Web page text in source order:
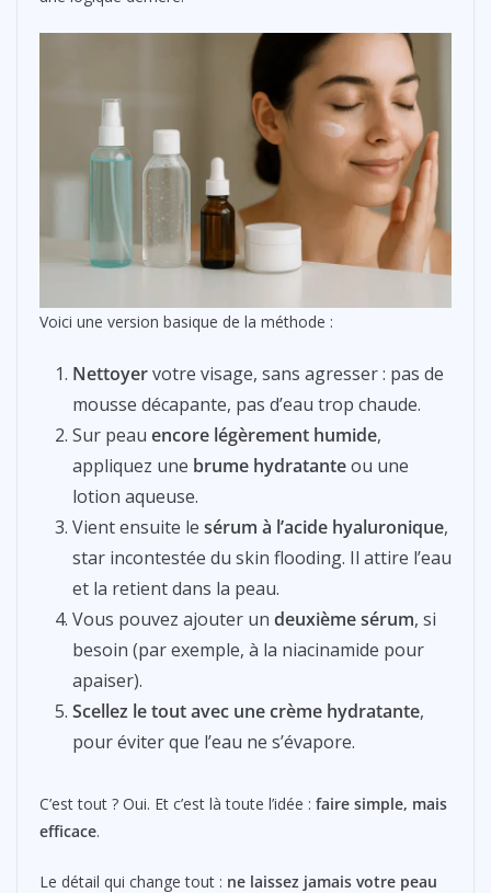
Voici une version basique de la méthode :
Nettoyervotre visage, sans agresser : pas de
mousse décapante, pas d’eau trop chaude.
Sur peau encore légèrement humide,
appliquez une brume hydratanteou une
lotion aqueuse.
Vient ensuite le sérum à l’acide hyaluronique,
star incontestée du skin flooding. Il attire l’eau
et la retient dans la peau.
Vous pouvez ajouter un deuxième sérum, si
besoin (par exemple, à la niacinamide pour
apaiser).
Scellez le tout avec une crème hydratante,
pour éviter que l’eau ne s’évapore.
C’est tout ? Oui. Et c’est là toute l’idée : faire simple, mais
efficace.
Le détail qui change tout : ne laissez jamais votre peau